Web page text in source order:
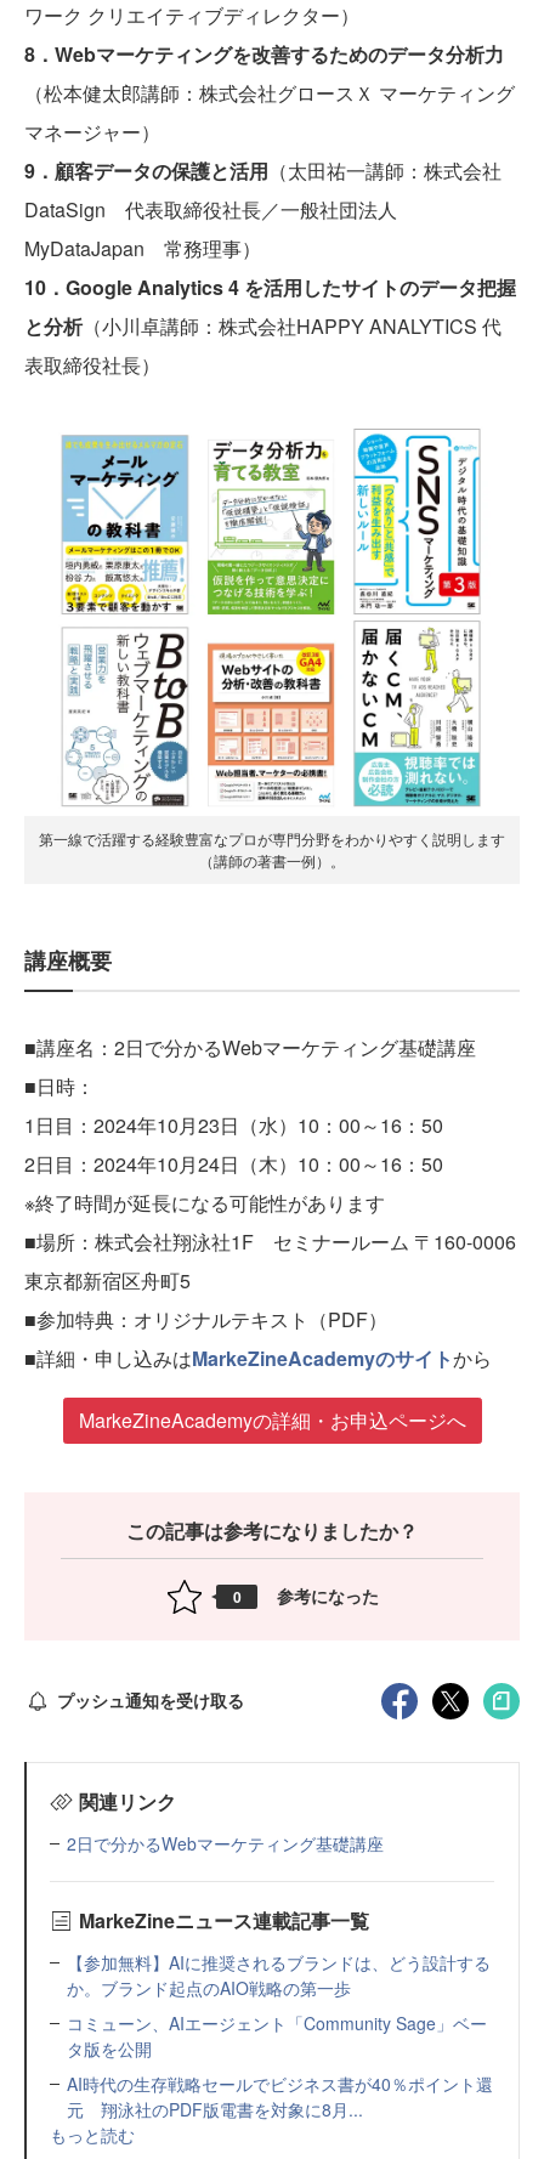
ワーク クリエイティブディレクター）
8．Webマーケティングを改善するためのデータ分析力
（松本健太郎講師：株式会社グロースＸ マーケティング
マネージャー）
9．顧客データの保護と活用 （太田祐一講師：株式会社
DataSign 代表取締役社長／一般社団法人
MyDataJapan 常務理事）
10．Google Analytics 4 を活用したサイトのデータ把握
と分析（小川卓講師：株式会社HAPPY ANALYTICS 代
表取締役社長）
第一線で活躍する経験豊富なプロが専門分野をわかりやすく説明します
（講師の著書一例）。
講座概要
■講座名：2日で分かるWebマーケティング基礎講座
■日時：
1日目：2024年10月23日（水）10：00～16：50
2日目：2024年10月24日（木）10：00～16：50
※終了時間が延長になる可能性があります
■場所：株式会社翔泳社1F セミナールーム 〒160-0006
東京都新宿区舟町5
■参加特典：オリジナルテキスト（PDF）
■詳細・申し込みはMarkeZineAcademyのサイトから
MarkeZineAcademyの詳細・お申込ページへ
この記事は参考になりましたか？
0 参考になった
プッシュ通知を受け取る
関連リンク
2日で分かるWebマーケティング基礎講座
MarkeZineニュース連載記事一覧
【参加無料】AIに推奨されるブランドは、どう設計する
か。ブランド起点のAIO戦略の第一歩
コミューン、AIエージェント「Community Sage」ベー
タ版を公開
AI時代の生存戦略セールでビジネス書が40％ポイント還
元 翔泳社のPDF版電書を対象に8月...
もっと読む